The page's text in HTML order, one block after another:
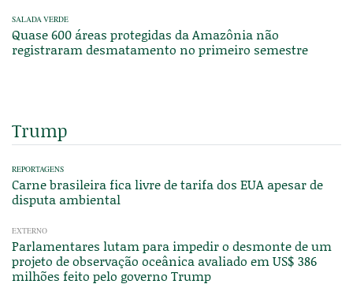
SALADA VERDE
Quase 600 áreas protegidas da Amazônia não
registraram desmatamento no primeiro semestre
Trump
REPORTAGENS
Carne brasileira fica livre de tarifa dos EUA apesar de
disputa ambiental
EXTERNO
Parlamentares lutam para impedir o desmonte de um
projeto de observação oceânica avaliado em US$ 386
milhões feito pelo governo Trump